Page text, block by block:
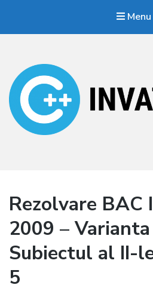
Menu
Rezolvare BAC
2009 –
Subiectul al II-
5